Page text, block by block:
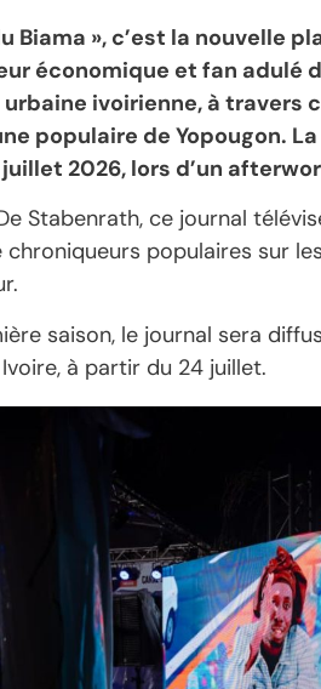
Biama », c’est la nouvelle
économique et fan adulé
ivoirienne, à travers
populaire de Yopougon.
2026, lors d’un
Stabenrath, ce journal
populaires sur
saison, le journal sera
à partir du 24 juillet.